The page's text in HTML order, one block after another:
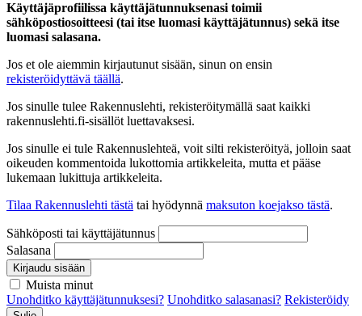
Käyttäjäprofiilissa käyttäjätunnuksenasi toimii
sähköpostiosoitteesi (tai itse luomasi käyttäjätunnus) sekä itse
luomasi salasana.
Jos et ole aiemmin kirjautunut sisään, sinun on ensin
rekisteröidyttävä täällä.
Jos sinulle tulee Rakennuslehti, rekisteröitymällä saat kaikki
rakennuslehti.fi-sisällöt luettavaksesi.
Jos sinulle ei tule Rakennuslehteä, voit silti rekisteröityä, jolloin saat
oikeuden kommentoida lukottomia artikkeleita, mutta et pääse
lukemaan lukittuja artikkeleita.
Tilaa Rakennuslehti tästä tai hyödynnä maksuton koejakso tästä.
Sähköposti tai käyttäjätunnus
Salasana
Kirjaudu sisään
Muista minut
Unohditko käyttäjätunnuksesi? Unohditko salasanasi? Rekisteröidy